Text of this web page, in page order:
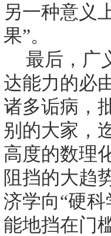
另一种意义
果”。
最后，广
达能力的必
诸多诟病，
别的大家，
高度的数理
阻挡的大趋
济学向“硬
能地挡在门